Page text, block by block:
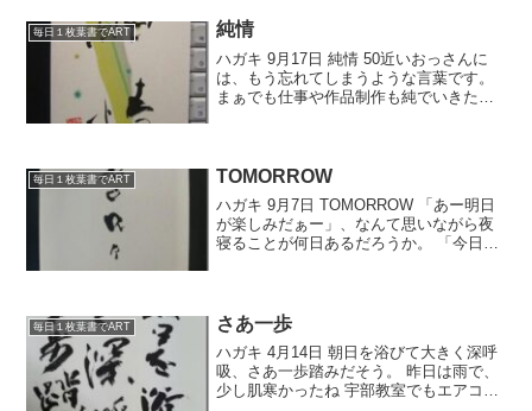
は...
毎日１枚葉書でART 純情
ハガキ 9月17日 純情 50近いおっさんに
は、もう忘れてしまうような言葉です。
まぁでも仕事や作品制作も純でいきたい
毎日１枚葉書でART TOMORROW
ハガキ 9月7日 TOMORROW 「あー明日
が楽しみだぁー」、なんて思いながら夜
寝ることが何日あるだろうか。 「今日は
だぁー」っ...
毎日１枚葉書でART さあ一歩
ハガキ 4月14日 朝日を浴びて大きく深呼
吸、さあ一歩踏みだそう。 昨日は雨で、
少し肌寒かったね 宇部教室でもエアコン